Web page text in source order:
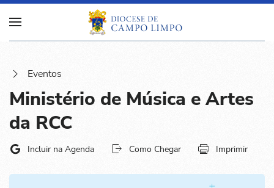
Eventos
Ministério de Música e Artes
da RCC
Incluir na Agenda Como Chegar Imprimir